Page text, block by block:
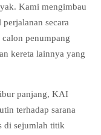
Kami mengimbau
secara
penumpang
kereta lainnya yang
panjang, KAI
terhadap sarana
di sejumlah titik